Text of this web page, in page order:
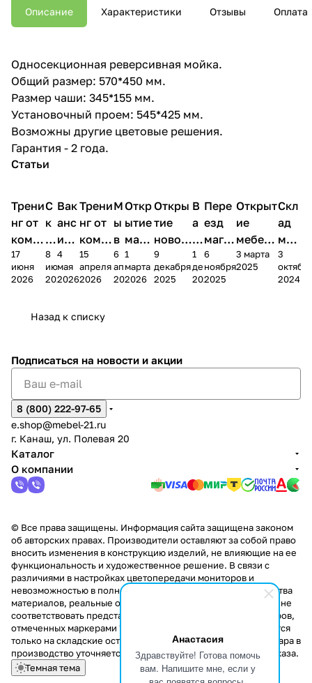
Анастасия
Здравствуйте! Готова помочь
вам. Напишите мне, если у
Описание Характеристики Отзывы Оплата
Односекционная реверсивная мойка.
Общий размер: 570*450 мм.
Размер чаши: 345*155 мм.
Установочный проем: 545*425 мм.
Возможны другие цветовые решения.
Гарантия - 2 года.
Статьи
Трени
нг от
комп
ании
Мело
17
июня
2026
С
к
и
д
к
2
8
июня
2026
Вак
анс
ия в
Чеб
окс
4
мая
2026
Трени
нг от
комп
ании
Мело
15
апреля
2026
М
ы
в
М
А
6
апреля
2026
Откр
ытие
мага
зина
в
1
марта
2026
Откры
тие
новог
о
магаз
9
декабря
2025
В
а
к
а
н
1
декабря
2025
Пере
езд
магаз
ина в
г.
6
ноября
2025
Открыт
ие
мебель
ного
салона
3 марта
2025
Скл
ад
меб
ели
пер
3
2024
Назад к списку
Подписаться на новости и акции
8 (800) 222-97-65
e.shop@mebel-21.ru
г. Канаш, ул. Полевая 20
Каталог
О компании
© Все права защищены. Информация сайта защищена законом
об авторских правах. Производители оставляют за собой право
вносить изменения в конструкцию изделий, не влияющие на ее
функциональность и художественное решение. В связи с
различиями в настройках цветопередачи мониторов и
невозможностью в полной мере передать некоторые свойства
материалов, реальные оттенки и текстуры продукции могут не
соответствовать представленным на сайте. Стоимость товаров,
отмеченных маркерами "Скидка!" и "Акция!" распространяется
только на складские остатки. Стоимость заказа данного товара в
производство уточняется у менеджера при оформлении заказа.
Темная тема